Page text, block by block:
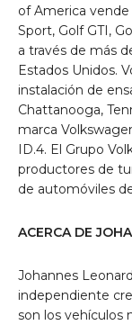
of America vende
Sport, Golf GTI,
a través de más
Estados Unidos.
instalación de
Chattanooga,
marca
ID.4. El Grupo
productores de
de automóviles
ACERCA DE
Johannes
independiente
son los vehículos